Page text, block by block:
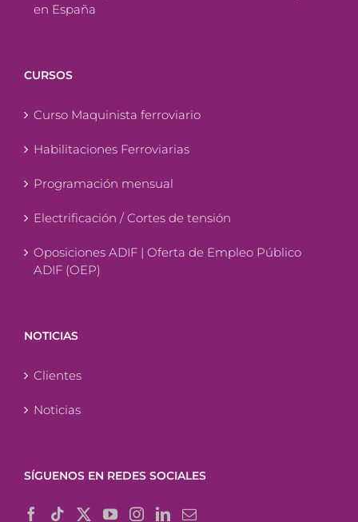
en España
CURSOS
Curso Maquinista ferroviario
Habilitaciones Ferroviarias
Programación mensual
Electrificación / Cortes de tensión
Oposiciones ADIF | Oferta de Empleo Público
ADIF (OEP)
NOTICIAS
Clientes
Noticias
SÍGUENOS EN REDES SOCIALES